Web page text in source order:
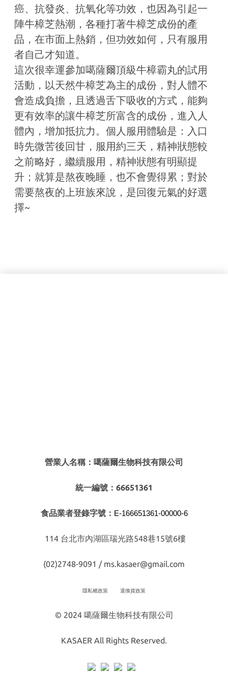
癌、抗發炎、抗氧化等功效，也因為引起一
陣牛樟芝熱潮，各種打著牛樟芝成份的產
品，在市面上熱銷，但功效如何，只有服用
者自己才知道。
這次很幸運參加噶薩爾頂級牛樟霸丸的試用
活動，以天然牛樟芝為主的成份，對人體不
會造成負擔，且透過舌下吸收的方式，能夠
更有效率的讓牛樟芝所富含的成份，進入人
體內，增加抵抗力。個人服用體驗是：入口
時先微苦後回甘，服用約三天，精神狀態較
之前略好，繼續服用，精神狀態有明顯提
升；就算是熬夜晚睡，也不會覺得累；對於
需要熬夜的上班族來說，是回復元氣的好選
擇~
營業人名稱：噶薩爾生物科技有限公司
統一編號：66651361
食品業者登錄字號： E-166651361-00000-6
114 台北市內湖區瑞光路548巷15號6樓
(02)2748-9091 / ms.kasaer@gmail.com
隱私權政策 退換貨政策
© 2024 噶薩爾生物科技有限公司
KASAER All Rights Reserved.